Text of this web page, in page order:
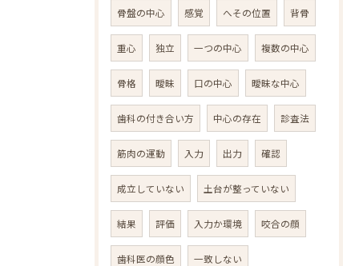
骨盤の中心 感覚 へその位置 背骨
重心 独立 一つの中心 複数の中心
骨格 曖昧 口の中心 曖昧な中心
歯科の付き合い方 中心の存在 診査法
筋肉の運動 入力 出力 確認
成立していない 土台が整っていない
結果 評価 入力か環境 咬合の顔
歯科医の顔色 一致しない